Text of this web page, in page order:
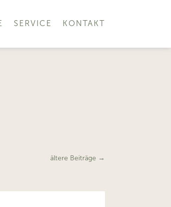
SERVICE KONTAKT
ältere Beiträge →